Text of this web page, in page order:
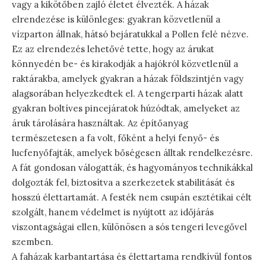
vagy a kikötőben zajló életet élvezték. A házak
elrendezése is különleges: gyakran közvetlenül a
vízparton állnak, hátsó bejáratukkal a Pollen felé nézve.
Ez az elrendezés lehetővé tette, hogy az árukat
könnyedén be- és kirakodják a hajókról közvetlenül a
raktárakba, amelyek gyakran a házak földszintjén vagy
alagsorában helyezkedtek el. A tengerparti házak alatt
gyakran boltíves pincejáratok húzódtak, amelyeket az
áruk tárolására használtak. Az építőanyag
természetesen a fa volt, főként a helyi fenyő- és
lucfenyőfajták, amelyek bőségesen álltak rendelkezésre.
A fát gondosan válogatták, és hagyományos technikákkal
dolgozták fel, biztosítva a szerkezetek stabilitását és
hosszú élettartamát. A festék nem csupán esztétikai célt
szolgált, hanem védelmet is nyújtott az időjárás
viszontagságai ellen, különösen a sós tengeri levegővel
szemben.
A faházak karbantartása és élettartama rendkívül fontos